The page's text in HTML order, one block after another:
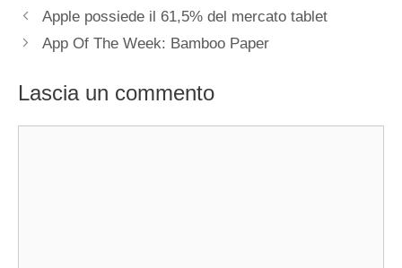
Apple possiede il 61,5% del mercato tablet
App Of The Week: Bamboo Paper
Lascia un commento